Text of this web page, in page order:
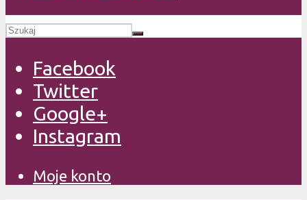
Facebook
Twitter
Google+
Instagram
Moje konto